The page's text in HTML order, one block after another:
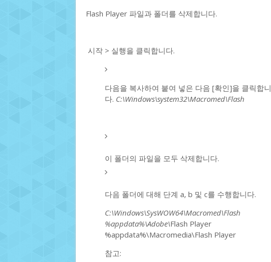
Flash Player 파일과 폴더를 삭제합니다.
시작 > 실행을 클릭합니다.
다음을 복사하여 붙여 넣은 다음 [확인]을 클릭합니
다. C:\Windows\system32\Macromed\Flash
이 폴더의 파일을 모두 삭제합니다.
다음 폴더에 대해 단계 a, b 및 c를 수행합니다.
C:\Windows\SysWOW64\Macromed\Flash
%appdata%\Adobe\Flash Player
%appdata%\Macromedia\Flash Player
참고: